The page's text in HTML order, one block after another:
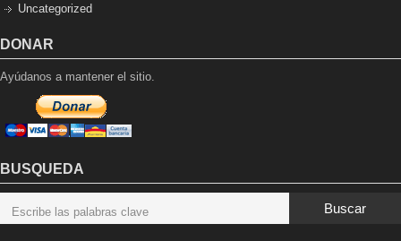
Uncategorized
DONAR
Ayúdanos a mantener el sitio.
BUSQUEDA
Buscar